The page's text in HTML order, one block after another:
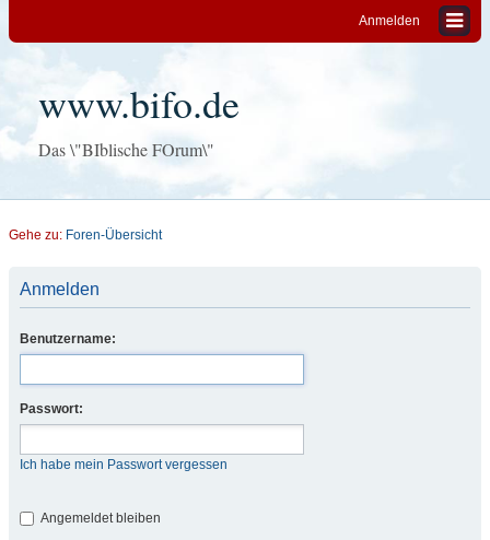
Anmelden
www.bifo.de
Das \"BIblische FOrum\"
Gehe zu: Foren-Übersicht
Anmelden
Benutzername:
Passwort:
Ich habe mein Passwort vergessen
Angemeldet bleiben